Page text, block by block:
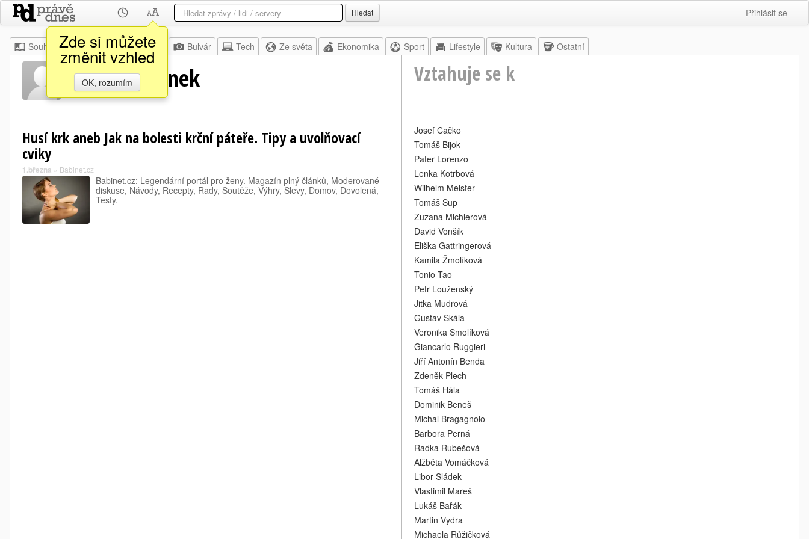
Zde si můžete
změnit vzhled
OK, rozumím
Hledat Přihlásit se
Souhrn Moje Z domova Bulvár Tech Ze světa Ekonomika Sport Lifestyle Kultura Ostatní
Václav Cikánek Vztahuje se k
Husí krk aneb Jak na bolesti krční páteře. Tipy a uvolňovací
cviky
1.března » Babinet.cz
Babinet.cz: Legendární portál pro ženy. Magazín plný článků, Moderované
diskuse, Návody, Recepty, Rady, Soutěže, Výhry, Slevy, Domov, Dovolená,
Testy.
Josef Čačko
Tomáš Bijok
Pater Lorenzo
Lenka Kotrbová
Wilhelm Meister
Tomáš Sup
Zuzana Michlerová
David Vonšík
Eliška Gattringerová
Kamila Žmolíková
Tonio Tao
Petr Louženský
Jitka Mudrová
Gustav Skála
Veronika Smolíková
Giancarlo Ruggieri
Jiří Antonín Benda
Zdeněk Plech
Tomáš Hála
Dominik Beneš
Michal Bragagnolo
Barbora Perná
Radka Rubešová
Alžběta Vomáčková
Libor Sládek
Vlastimil Mareš
Lukáš Bařák
Martin Vydra
Michaela Růžičková